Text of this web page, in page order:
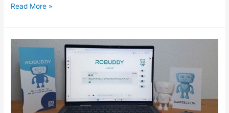
Das
DEC-
Kolloquium
Wintersemester
2025/2026
Read More »